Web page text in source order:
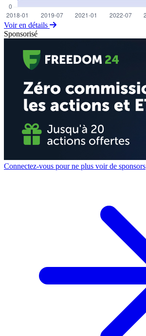
Voir en détails
Sponsorisé
Connectez-vous pour ne plus voir de sponsors